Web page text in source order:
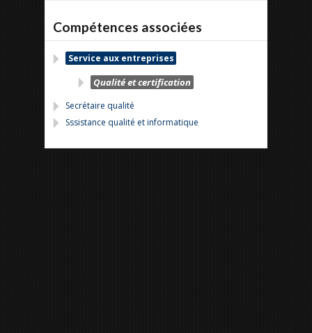
Compétences associées
Service aux entreprises
Qualité et certification
Secrétaire qualité
Sssistance qualité et informatique